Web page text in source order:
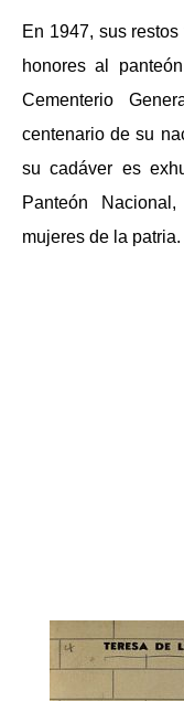
En 1947, sus
honores al
Cementerio
centenario de su
su cadáver es
Panteón
mujeres de la patria.